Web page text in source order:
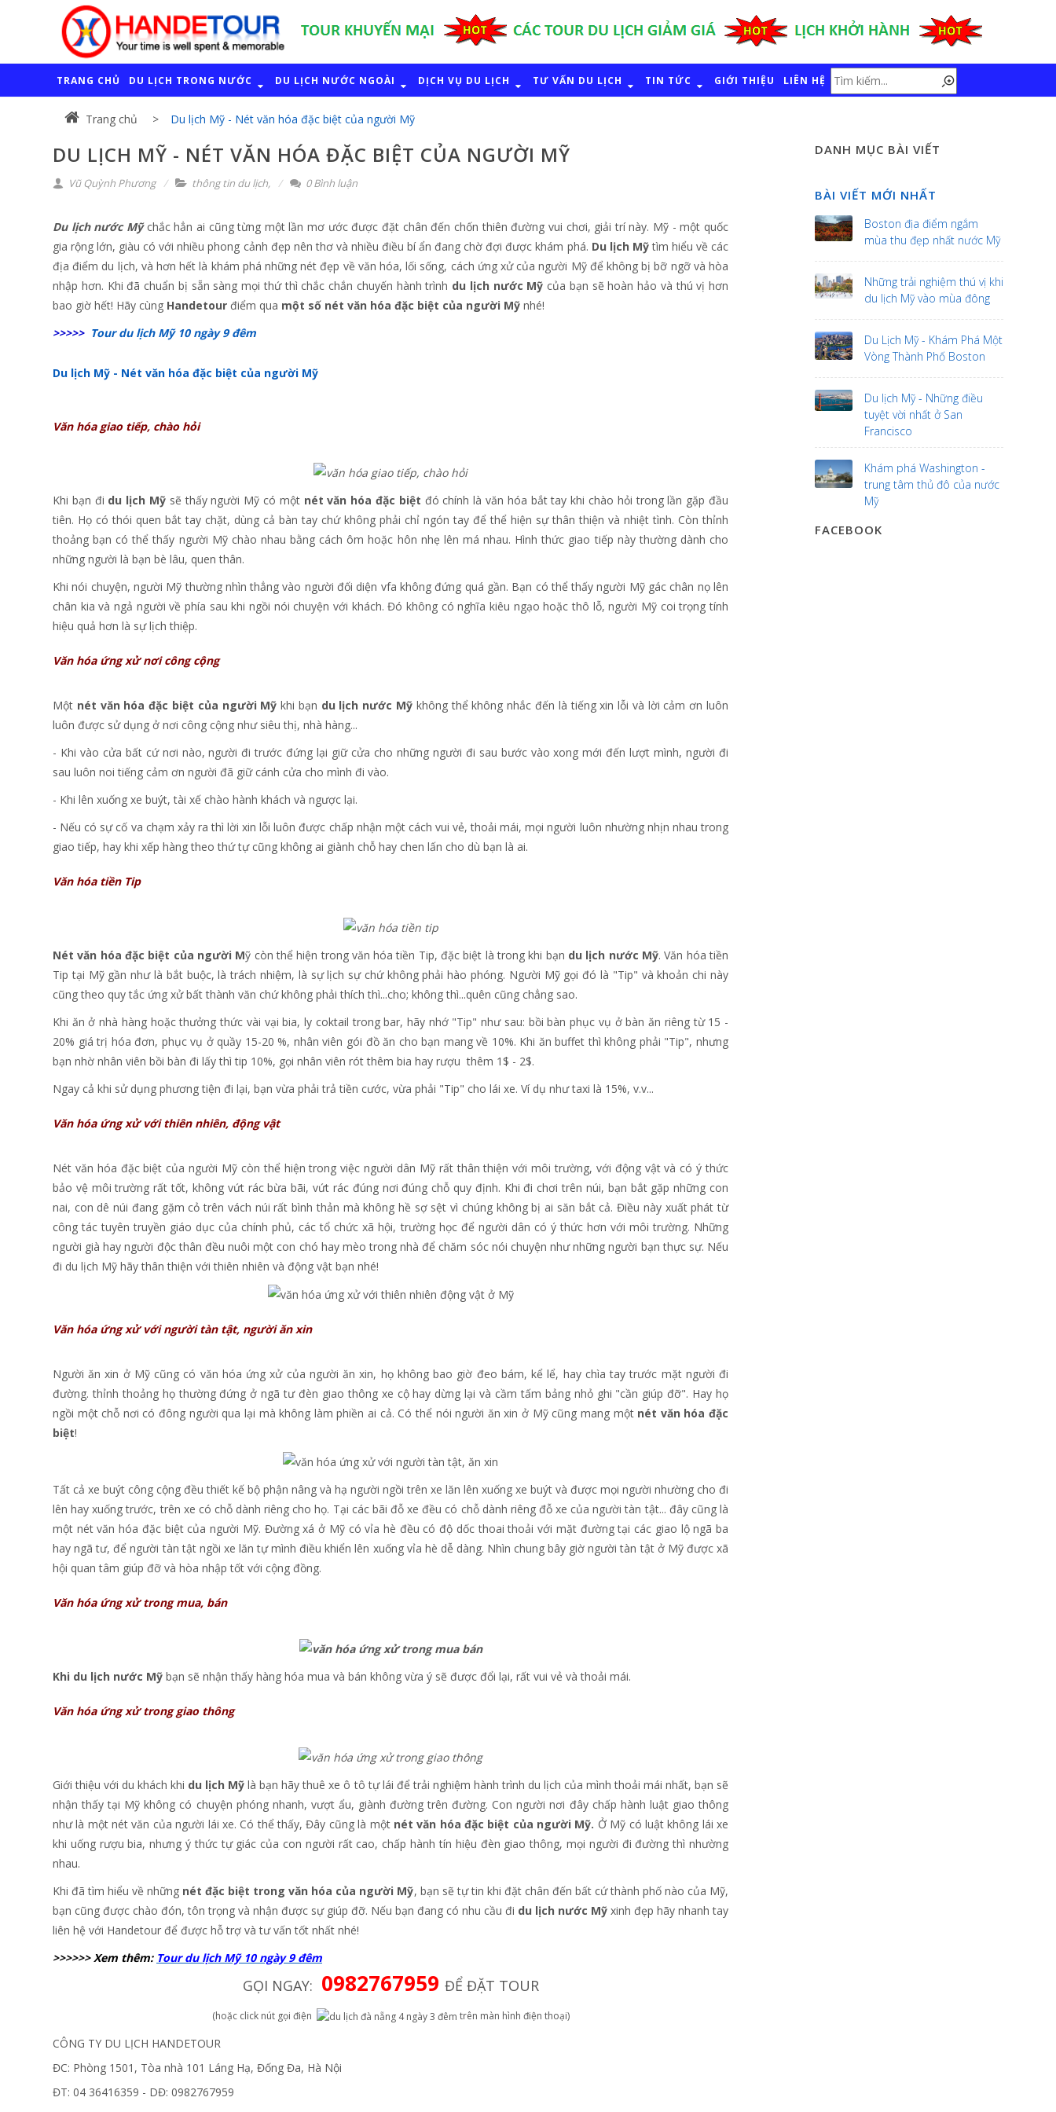
TRANG CHỦ DU LỊCH TRONG NƯỚC DU LỊCH NƯỚC NGOÀI DỊCH VỤ DU LỊCH TƯ VẤN DU LỊCH TIN TỨC GIỚI THIỆU LIÊN HỆ
Trang chủ Du lịch Mỹ - Nét văn hóa đặc biệt của người Mỹ
DU LỊCH MỸ - NÉT VĂN HÓA ĐẶC BIỆT CỦA NGƯỜI MỸ
Vũ Quỳnh Phương thông tin du lịch, 0 Bình luận
Du lịch nước Mỹ chắc hẳn ai cũng từng một lần mơ ước được đặt chân đến chốn thiên đường vui chơi, giải trí này. Mỹ - một quốc
gia rộng lớn, giàu có với nhiều phong cảnh đẹp nên thơ và nhiều điều bí ẩn đang chờ đợi được khám phá. Du lịch Mỹtìm hiểu về các
địa điểm du lịch, và hơn hết là khám phá những nét đẹp về văn hóa, lối sống, cách ứng xử của người Mỹ để không bị bỡ ngỡ và hòa
nhập hơn. Khi đã chuẩn bị sẵn sàng mọi thứ thì chắc chắn chuyến hành trình du lịch nước Mỹ của bạn sẽ hoàn hảo và thú vị hơn
bao giờ hết! Hãy cùng Handetour điểm qua một số nét văn hóa đặc biệt của người Mỹ nhé!
>>>>> Tour du lịch Mỹ 10 ngày 9 đêm
Du lịch Mỹ - Nét văn hóa đặc biệt của người Mỹ
Văn hóa giao tiếp, chào hỏi
Khi bạn đi du lịch Mỹ sẽ thấy người Mỹ có một nét văn hóa đặc biệt đó chính là văn hóa bắt tay khi chào hỏi trong lần gặp đầu
tiên. Họ có thói quen bắt tay chặt, dùng cả bàn tay chứ không phải chỉ ngón tay để thể hiện sự thân thiện và nhiệt tình. Còn thỉnh
thoảng bạn có thể thấy người Mỹ chào nhau bằng cách ôm hoặc hôn nhẹ lên má nhau. Hình thức giao tiếp này thường dành cho
những người là bạn bè lâu, quen thân.
Khi nói chuyện, người Mỹ thường nhìn thẳng vào người đối diện vfa không đứng quá gần. Bạn có thể thấy người Mỹ gác chân nọ lên
chân kia và ngả người về phía sau khi ngồi nói chuyện với khách. Đó không có nghĩa kiêu ngạo hoặc thô lỗ, người Mỹ coi trọng tính
hiệu quả hơn là sự lịch thiệp.
Văn hóa ứng xử nơi công cộng
Một nét văn hóa đặc biệt của người Mỹ khi bạn du lịch nước Mỹ không thể không nhắc đến là tiếng xin lỗi và lời cảm ơn luôn
luôn được sử dụng ở nơi công cộng như siêu thị, nhà hàng...
- Khi vào cửa bất cứ nơi nào, người đi trước đứng lại giữ cửa cho những người đi sau bước vào xong mới đến lượt mình, người đi
sau luôn noi tiếng cảm ơn người đã giữ cánh cửa cho mình đi vào.
- Khi lên xuống xe buýt, tài xế chào hành khách và ngược lại.
- Nếu có sự cố va chạm xảy ra thì lời xin lỗi luôn được chấp nhận một cách vui vẻ, thoải mái, mọi người luôn nhường nhịn nhau trong
giao tiếp, hay khi xếp hàng theo thứ tự cũng không ai giành chỗ hay chen lấn cho dù bạn là ai.
Văn hóa tiền Tip
Nét văn hóa đặc biệt của người Mỹ còn thể hiện trong văn hóa tiền Tip, đặc biệt là trong khi bạn du lịch nước Mỹ. Văn hóa tiền
Tip tại Mỹ gần như là bắt buộc, là trách nhiệm, là sự lịch sự chứ không phải hào phóng. Người Mỹ gọi đó là "Tip" và khoản chi này
cũng theo quy tắc ứng xử bất thành văn chứ không phải thích thì...cho; không thì...quên cũng chẳng sao.
Khi ăn ở nhà hàng hoặc thưởng thức vài vại bia, ly coktail trong bar, hãy nhớ "Tip" như sau: bồi bàn phục vụ ở bàn ăn riêng từ 15 -
20% giá trị hóa đơn, phục vụ ở quầy 15-20 %, nhân viên gói đồ ăn cho bạn mang về 10%. Khi ăn buffet thì không phải "Tip", nhưng
bạn nhờ nhân viên bồi bàn đi lấy thì tip 10%, gọi nhân viên rót thêm bia hay rượu thêm 1$ - 2$.
Ngay cả khi sử dụng phương tiện đi lại, bạn vừa phải trả tiền cước, vừa phải "Tip" cho lái xe. Ví dụ như taxi là 15%, v.v...
Văn hóa ứng xử với thiên nhiên, động vật
Nét văn hóa đặc biệt của người Mỹ còn thể hiện trong việc người dân Mỹ rất thân thiện với môi trường, với động vật và có ý thức
bảo vệ môi trường rất tốt, không vứt rác bừa bãi, vứt rác đúng nơi đúng chỗ quy định. Khi đi chơi trên núi, bạn bắt gặp những con
nai, con dê núi đang gặm cỏ trên vách núi rất bình thản mà không hề sợ sệt vì chúng không bị ai săn bắt cả. Điều này xuất phát từ
công tác tuyên truyền giáo dục của chính phủ, các tổ chức xã hội, trường học để người dân có ý thức hơn với môi trường. Những
người già hay người độc thân đều nuôi một con chó hay mèo trong nhà để chăm sóc nói chuyện như những người bạn thực sự. Nếu
đi du lịch Mỹ hãy thân thiện với thiên nhiên và động vật bạn nhé!
Văn hóa ứng xử với người tàn tật, người ăn xin
Người ăn xin ở Mỹ cũng có văn hóa ứng xử của người ăn xin, họ không bao giờ đeo bám, kể lể, hay chìa tay trước mặt người đi
đường. thỉnh thoảng họ thường đứng ở ngã tư đèn giao thông xe cộ hay dừng lại và cầm tấm bảng nhỏ ghi "cần giúp đỡ". Hay họ
ngồi một chỗ nơi có đông người qua lại mà không làm phiền ai cả. Có thể nói người ăn xin ở Mỹ cũng mang một nét văn hóa đặc
biệt!
Tất cả xe buýt công cộng đều thiết kế bộ phận nâng và hạ người ngồi trên xe lăn lên xuống xe buýt và được mọi người nhường cho đi
lên hay xuống trước, trên xe có chỗ dành riêng cho họ. Tại các bãi đỗ xe đều có chỗ dành riêng đỗ xe của người tàn tật... đây cũng là
một nét văn hóa đặc biệt của người Mỹ. Đường xá ở Mỹ có vỉa hè đều có độ dốc thoai thoải với mặt đường tại các giao lộ ngã ba
hay ngã tư, để người tàn tật ngồi xe lăn tự mình điều khiển lên xuống vỉa hè dễ dàng. Nhìn chung bây giờ người tàn tật ở Mỹ được xã
hội quan tâm giúp đỡ và hòa nhập tốt với cộng đồng.
Văn hóa ứng xử trong mua, bán
Khi du lịch nước Mỹ bạn sẽ nhận thấy hàng hóa mua và bán không vừa ý sẽ được đổi lại, rất vui vẻ và thoải mái.
Văn hóa ứng xử trong giao thông
Giới thiệu với du khách khi du lịch Mỹ là bạn hãy thuê xe ô tô tự lái để trải nghiệm hành trình du lịch của mình thoải mái nhất, bạn sẽ
nhận thấy tại Mỹ không có chuyện phóng nhanh, vượt ẩu, giành đường trên đường. Con người nơi đây chấp hành luật giao thông
như là một nét văn của người lái xe. Có thể thấy, Đây cũng là mộtnét văn hóa đặc biệt của người Mỹ. Ở Mỹ có luật không lái xe
khi uống rượu bia, nhưng ý thức tự giác của con người rất cao, chấp hành tín hiệu đèn giao thông, mọi người đi đường thì nhường
nhau.
Khi đã tìm hiểu về những nét đặc biệt trong văn hóa của người Mỹ, bạn sẽ tự tin khi đặt chân đến bất cứ thành phố nào của Mỹ,
bạn cũng được chào đón, tôn trọng và nhận được sự giúp đỡ. Nếu bạn đang có nhu cầu đi du lịch nước Mỹ xinh đẹp hãy nhanh tay
liên hệ với Handetour để được hỗ trợ và tư vấn tốt nhất nhé!
>>>>>> Xem thêm: Tour du lịch Mỹ 10 ngày 9 đêm
GỌI NGAY: 0982767959 ĐỂ ĐẶT TOUR
(hoặc click nút gọi điện trên màn hình điện thoại)
CÔNG TY DU LỊCH HANDETOUR
ĐC: Phòng 1501, Tòa nhà 101 Láng Hạ, Đống Đa, Hà Nội
ĐT: 04 36416359 - DĐ: 0982767959
DANH MỤC BÀI VIẾT
BÀI VIẾT MỚI NHẤT
Boston địa điểm ngắm
mùa thu đẹp nhất nước Mỹ
Những trải nghiệm thú vị khi
du lịch Mỹ vào mùa đông
Du Lịch Mỹ - Khám Phá Một
Vòng Thành Phố Boston
Du lịch Mỹ - Những điều
tuyệt vời nhất ở San
Francisco
Khám phá Washington -
trung tâm thủ đô của nước
Mỹ
FACEBOOK